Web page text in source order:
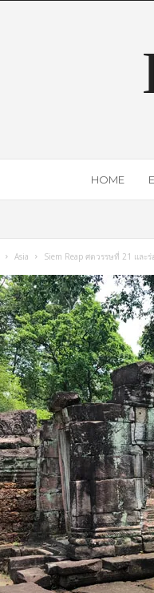
HOME
Asia Siem Reap ศตวรรษที่ 21 และ